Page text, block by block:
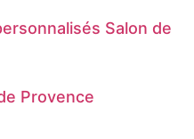
Salon de
Provence